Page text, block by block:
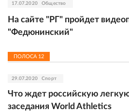
17.07.2020 Общество
На сайте "РГ" пройдет
"Федюнинский"
ПОЛОСА 12
29.07.2020 Спорт
Что ждет российскую
заседания World Athletics